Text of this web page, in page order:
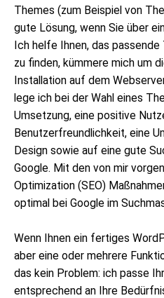
Themes (zum Beispiel von
gute Lösung, wenn Sie über
Ich helfe Ihnen, das
zu finden, kümmere mich um
Installation auf dem
lege ich bei der Wahl eines
Umsetzung, eine positive
Benutzerfreundlichkeit, eine
Design sowie auf eine gute
Google. Mit den von mir
Optimization (SEO)
optimal bei Google im
Wenn Ihnen ein fertiges
aber eine oder mehrere
das kein Problem: ich passe
entsprechend an Ihre